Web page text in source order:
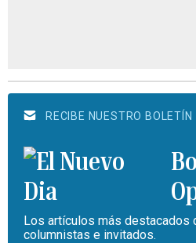
RECIBE NUESTRO BOLETÍN
Los artículos más destacados
columnistas e invitados.